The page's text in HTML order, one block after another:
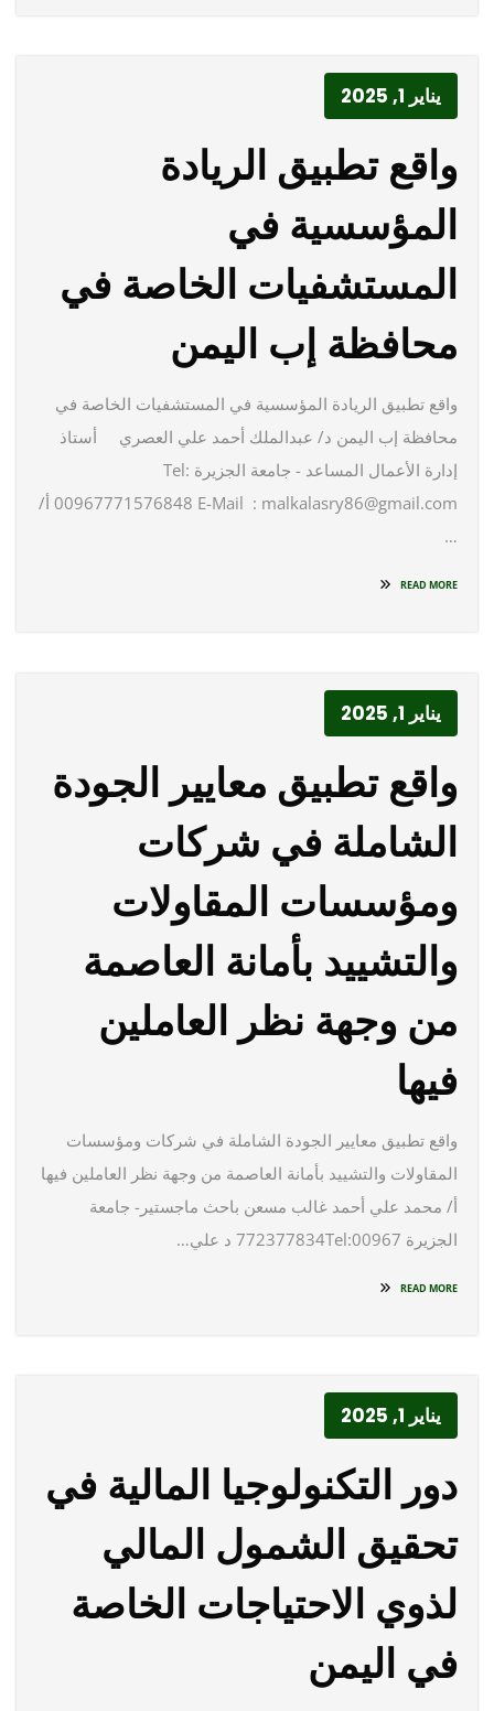
يناير 1, 2025
واقع تطبيق الريادة
المؤسسية في
المستشفيات الخاصة في
محافظة إب اليمن
واقع تطبيق الريادة المؤسسية في المستشفيات الخاصة في
محافظة إب اليمن د/ عبدالملك أحمد علي العصري أستاذ
إدارة الأعمال المساعد - جامعة الجزيرة Tel:
00967771576848 E-Mail : malkalasry86@gmail.com أ/
READ MORE
يناير 1, 2025
واقع تطبيق معايير الجودة
الشاملة في شركات
ومؤسسات المقاولات
والتشييد بأمانة العاصمة
من وجهة نظر العاملين
فيها
واقع تطبيق معايير الجودة الشاملة في شركات ومؤسسات
المقاولات والتشييد بأمانة العاصمة من وجهة نظر العاملين فيها
أ/ محمد علي أحمد غالب مسعن باحث ماجستير- جامعة
الجزيرة 772377834Tel:00967 د علي…
READ MORE
يناير 1, 2025
دور التكنولوجيا المالية في
تحقيق الشمول المالي
لذوي الاحتياجات الخاصة
في اليمن